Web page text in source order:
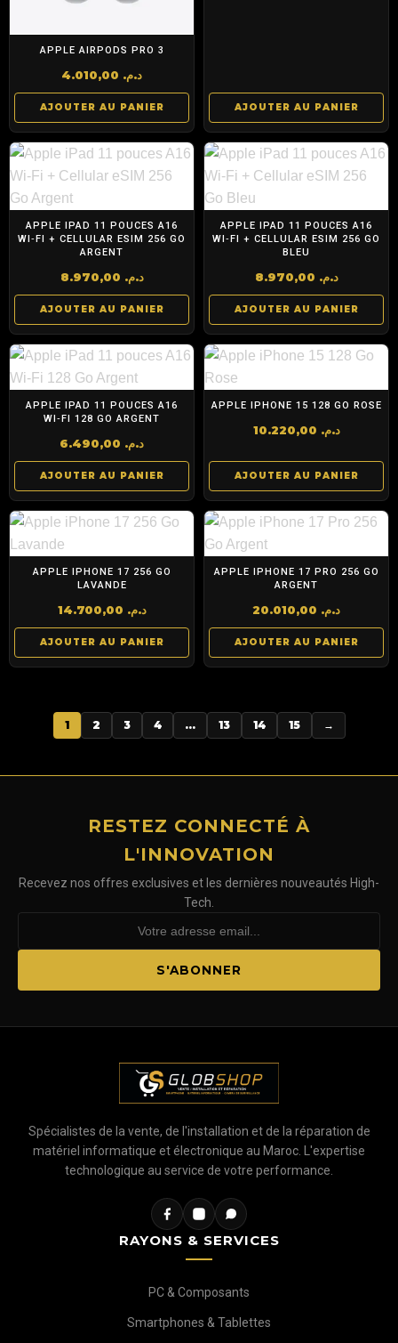
APPLE AIRPODS PRO 3
د.م.
AJOUTER AU PANIER AJOUTER AU PANIER
APPLE IPAD 11 POUCES A16
WI‑FI + CELLULAR ESIM 256 GO
ARGENT
د.م.
AJOUTER AU PANIER
APPLE IPAD 11 POUCES A16
WI‑FI + CELLULAR ESIM 256 GO
BLEU
د.م.
AJOUTER AU PANIER
APPLE IPAD 11 POUCES A16
WI‑FI 128 GO ARGENT
د.م.
AJOUTER AU PANIER
APPLE IPHONE 15 128 GO ROSE
د.م.
AJOUTER AU PANIER
APPLE IPHONE 17 256 GO
LAVANDE
د.م.
AJOUTER AU PANIER
APPLE IPHONE 17 PRO 256 GO
ARGENT
د.م.
AJOUTER AU PANIER
1 2 3 4 … 13 14 15 →
RESTEZ CONNECTÉ À
L'INNOVATION
Recevez nos offres exclusives et les dernières nouveautés High-
Tech.
S'ABONNER
Spécialistes de la vente, de l'installation et de la réparation de
matériel informatique et électronique au Maroc. L'expertise
technologique au service de votre performance.
RAYONS & SERVICES
PC & Composants
Smartphones & Tablettes